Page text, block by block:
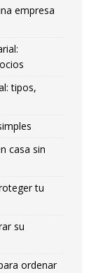
empresa
tipos,
casa sin
tu
su
ordenar